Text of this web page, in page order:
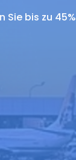
Sie bis zu 45%